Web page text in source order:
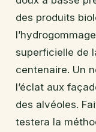
des produits
superficielle de
centenaire. Un
l’éclat aux
des alvéoles.
testera la